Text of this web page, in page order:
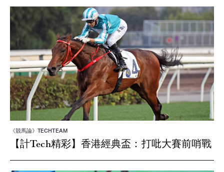
《競馬論》TECHTEAM
【計Tech精彩】香港經典盃：打吡大賽前哨戰